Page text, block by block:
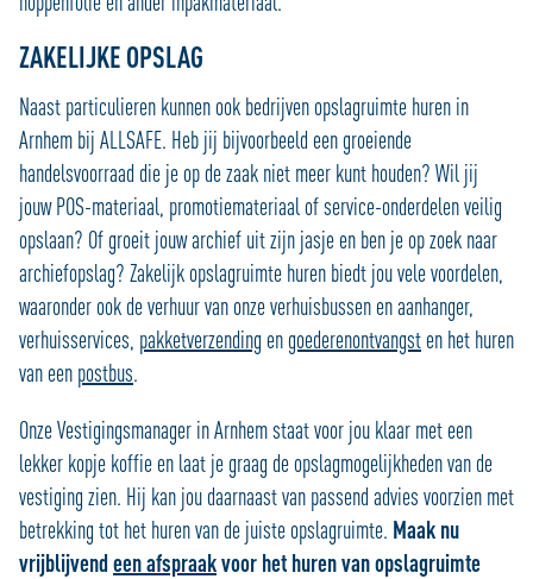
ZAKELIJKE OPSLAG
Naast particulieren kunnen ook bedrijven opslagruimte huren in
Arnhem bij ALLSAFE. Heb jij bijvoorbeeld een groeiende
handelsvoorraad die je op de zaak niet meer kunt houden? Wil jij
jouw POS-materiaal, promotiemateriaal of service-onderdelen veilig
opslaan? Of groeit jouw archief uit zijn jasje en ben je op zoek naar
archiefopslag? Zakelijk opslagruimte huren biedt jou vele voordelen,
waaronder ook de verhuur van onze verhuisbussen en aanhanger,
verhuisservices, pakketverzending engoederenontvangsten het huren
van een postbus.
Onze Vestigingsmanager in Arnhem staat voor jou klaar met een
lekker kopje koffie en laat je graag de opslagmogelijkheden van de
vestiging zien. Hij kan jou daarnaast van passend advies voorzien met
betrekking tot het huren van de juiste opslagruimte. Maak nu
vrijblijvendeen afspraakvoor het huren van opslagruimte